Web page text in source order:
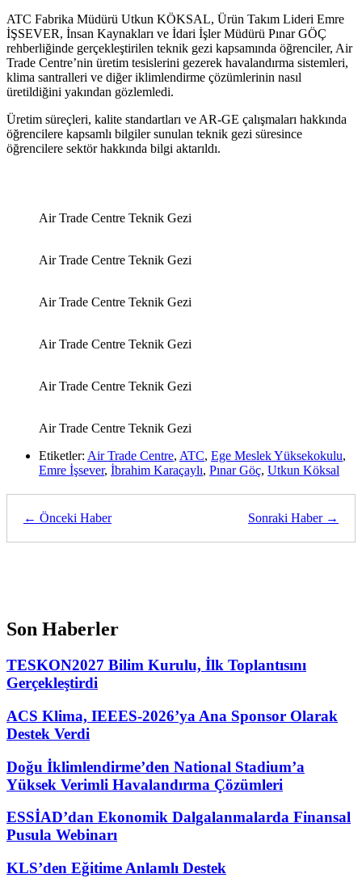
ATC Fabrika Müdürü Utkun KÖKSAL, Ürün Takım Lideri Emre
İŞSEVER, İnsan Kaynakları ve İdari İşler Müdürü Pınar GÖÇ
rehberliğinde gerçekleştirilen teknik gezi kapsamında öğrenciler, Air
Trade Centre’nin üretim tesislerini gezerek havalandırma sistemleri,
klima santralleri ve diğer iklimlendirme çözümlerinin nasıl
üretildiğini yakından gözlemledi.
Üretim süreçleri, kalite standartları ve AR-GE çalışmaları hakkında
öğrencilere kapsamlı bilgiler sunulan teknik gezi süresince
öğrencilere sektör hakkında bilgi aktarıldı.
Air Trade Centre Teknik Gezi
Air Trade Centre Teknik Gezi
Air Trade Centre Teknik Gezi
Air Trade Centre Teknik Gezi
Air Trade Centre Teknik Gezi
Air Trade Centre Teknik Gezi
Etiketler: Air Trade Centre, ATC, Ege Meslek Yüksekokulu,
Emre İşsever, İbrahim Karaçaylı, Pınar Göç, Utkun Köksal
← Önceki Haber Sonraki Haber →
Son Haberler
TESKON2027 Bilim Kurulu, İlk Toplantısını
Gerçekleştirdi
ACS Klima, IEEES-2026’ya Ana Sponsor Olarak
Destek Verdi
Doğu İklimlendirme’den National Stadium’a
Yüksek Verimli Havalandırma Çözümleri
ESSİAD’dan Ekonomik Dalgalanmalarda Finansal
Pusula Webinarı
KLS’den Eğitime Anlamlı Destek